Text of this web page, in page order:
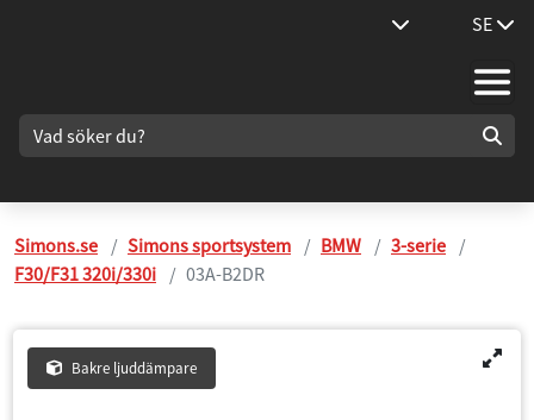
SE
Simons.se Simons sportsystem BMW
3-serie
F30/F31 320i/330i
03A-B2DR
Bakre ljuddämpare